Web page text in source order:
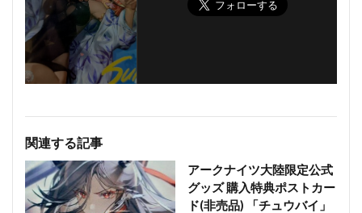
関連する記事
アークナイツ大陸限定公式
グッズ 購入特典ポストカー
ド(非売品) 「チュウバイ」